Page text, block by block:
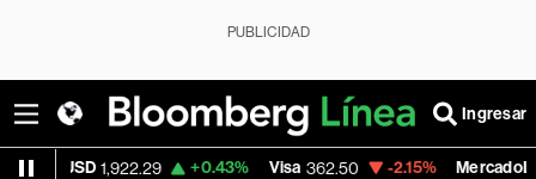
PUBLICIDAD
Ingresar
+0.43% Visa 362.50 -2.15% MercadoLibre 1,821.795